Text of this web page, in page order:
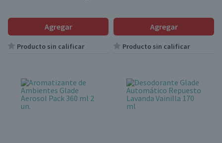
Agregar
Producto sin calificar
Agregar
Producto sin calificar